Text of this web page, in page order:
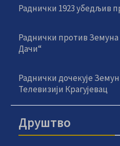
Раднички 1923 убедљив
Раднички против Земуна
Дачи“
Раднички дочекује
Телевизији Крагујевац
Друштво